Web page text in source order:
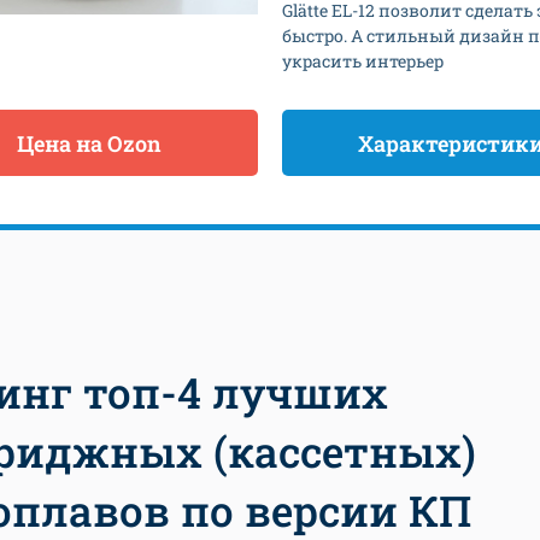
Glätte EL-12 позволит сделать
быстро. А стильный дизайн
украсить интерьер
Цена на Ozon
топ-4 лучших
(кассетных)
по версии КП